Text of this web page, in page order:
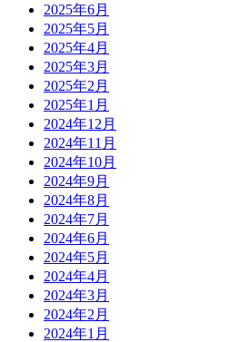
2025年6月
2025年5月
2025年4月
2025年3月
2025年2月
2025年1月
2024年12月
2024年11月
2024年10月
2024年9月
2024年8月
2024年7月
2024年6月
2024年5月
2024年4月
2024年3月
2024年2月
2024年1月